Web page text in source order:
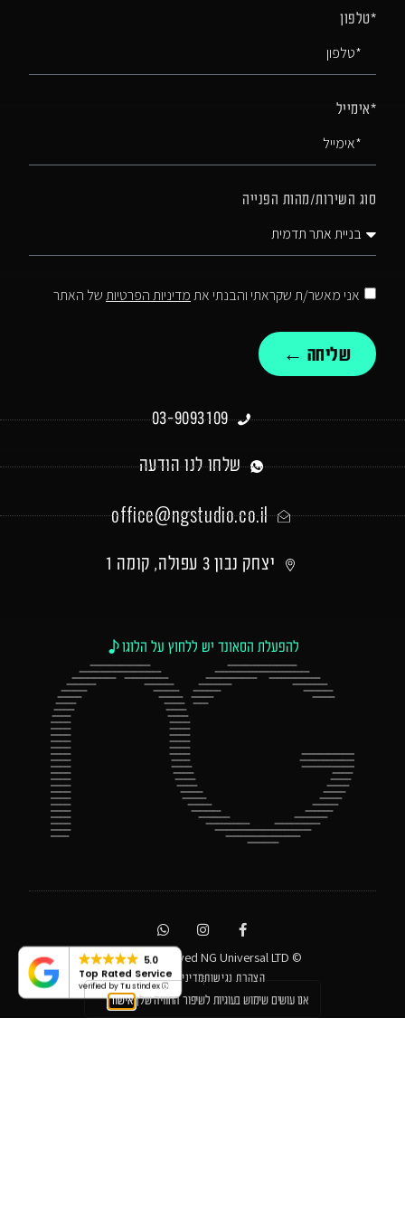
*טלפון
*אימייל
סוג השירות/מהות הפנייה
אני מאשר/ת שקראתי והבנתי אתמדיניות הפרטיותשל האתר
שליחה ←
03-9093109
שלחו לנו הודעה
office@ngstudio.co.il
יצחק נבון 3 עפולה, קומה 1
להפעלת הסאונד יש ללחוץ על הלוגו
© All rights reserved NG Universal LTD
הצהרת נגישותמדיניות פרטיות
5.0
Top Rated Service
verified by Trustindex
אנו עושים שימוש בעוגיות לשיפור החוויה שלך אישור